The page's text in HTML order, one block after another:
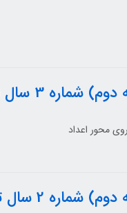
تحصیلی 1400-1399
محور اعداد
1400-1399